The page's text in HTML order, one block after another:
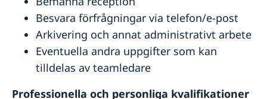
Besvara förfrågningar via telefon/e-post
Arkivering och annat administrativt arbete
Eventuella andra uppgifter som kan
tilldelas av teamledare
Professionella och personliga kvalifikationer